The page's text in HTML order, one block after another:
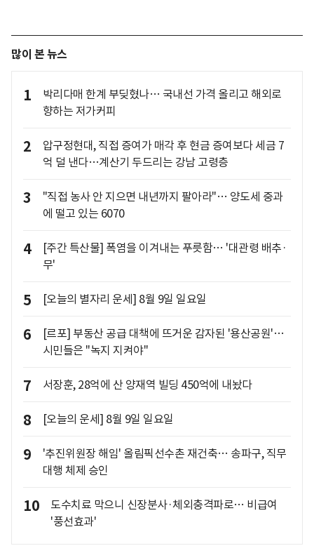
많이 본 뉴스
1
박리다매 한계 부딪혔나… 국내선 가격 올리고 해외로
향하는 저가커피
2
압구정현대, 직접 증여가 매각 후 현금 증여보다 세금 7
억 덜 낸다…계산기 두드리는 강남 고령층
3
"직접 농사 안 지으면 내년까지 팔아라"… 양도세 중과
에 떨고 있는 6070
4
[주간 특산물] 폭염을 이겨내는 푸릇함… '대관령 배추·
무'
5 [오늘의 별자리 운세] 8월 9일 일요일
6
[르포] 부동산 공급 대책에 뜨거운 감자된 '용산공원'…
시민들은 "녹지 지켜야"
7 서장훈, 28억에 산 양재역 빌딩 450억에 내놨다
8 [오늘의 운세] 8월 9일 일요일
9
'추진위원장 해임' 올림픽선수촌 재건축… 송파구, 직무
대행 체제 승인
10
도수치료 막으니 신장분사·체외충격파로… 비급여
'풍선효과'